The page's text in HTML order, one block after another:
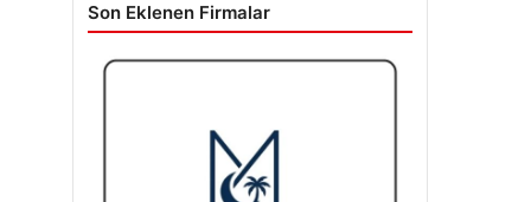
Son Eklenen Firmalar